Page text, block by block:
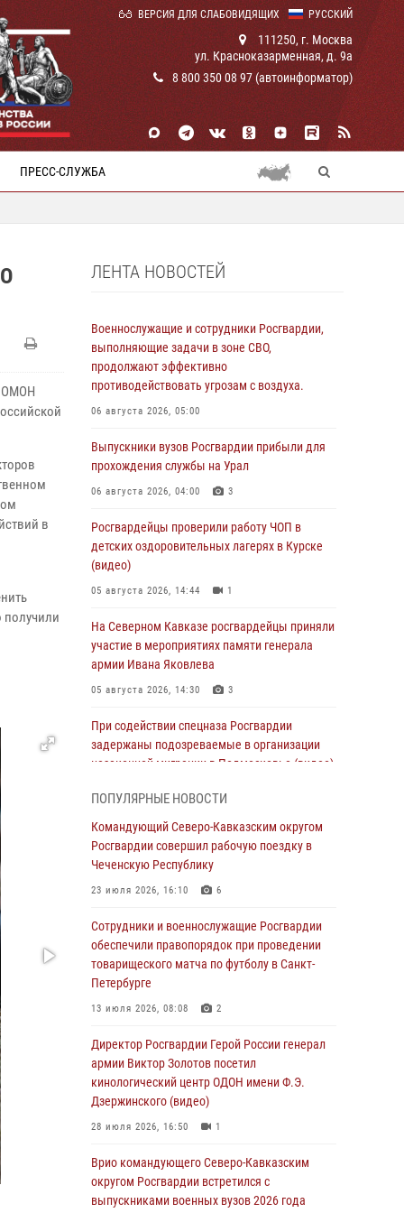
РУССКИЙ
ВЕРСИЯ ДЛЯ СЛАБОВИДЯЩИХ
111250, г. Москва
ул. Красноказарменная, д. 9а
8 800 350 08 97 (автоинформатор)
ПРЕСС-СЛУЖБА
ОМОН
в
получили
ЛЕНТА НОВОСТЕЙ
Военнослужащие и сотрудники Росгвардии,
выполняющие задачи в зоне СВО,
продолжают эффективно
противодействовать угрозам с воздуха.
06 августа 2026, 05:00
Выпускники вузов Росгвардии прибыли для
прохождения службы на Урал
06 августа 2026, 04:00 3
Росгвардейцы проверили работу ЧОП в
детских оздоровительных лагерях в Курске
(видео)
05 августа 2026, 14:44 1
На Северном Кавказе росгвардейцы приняли
участие в мероприятиях памяти генерала
армии Ивана Яковлева
05 августа 2026, 14:30 3
При содействии спецназа Росгвардии
задержаны подозреваемые в организации
незаконной миграции в Подмосковье (видео)
В Великом Новгороде СОБР Росгвардии
оказал содействие в задержании
подозреваемых в причинении
имущественного ущерба
Формулу безопасности показал спецназ
Росгвардии юным динамовцам
Свердловской области
05 августа 2026, 13:50
В столице росгвардейцы задержали мужчину,
устроившего дебош в букмекерской конторе
(видео)
05 августа 2026, 13:25
Росгвардии задержаны подозреваемые в
мошенничестве под видом оказания
оздоровительных услуг (видео)
ПОПУЛЯРНЫЕ НОВОСТИ
Командующий Северо-Кавказским округом
Росгвардии совершил рабочую поездку в
Чеченскую Республику
23 июля 2026, 16:10 6
Сотрудники и военнослужащие Росгвардии
обеспечили правопорядок при проведении
товарищеского матча по футболу в Санкт-
Петербурге
13 июля 2026, 08:08 2
Директор Росгвардии Герой России генерал
армии Виктор Золотов посетил
кинологический центр ОДОН имени Ф.Э.
Дзержинского (видео)
28 июля 2026, 16:50 1
Врио командующего Северо-Кавказским
округом Росгвардии встретился с
выпускниками военных вузов 2026 года